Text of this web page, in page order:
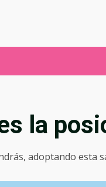
la
adoptando esta